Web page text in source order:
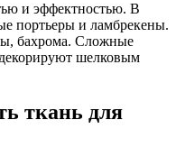
и эффектностью. В
портьеры и ламбрекены.
бахрома. Сложные
шелковым
ткань для